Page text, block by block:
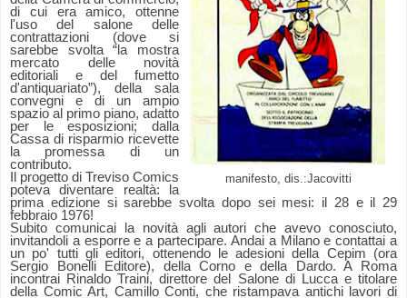
manifesto, dis.:Jacovitti
di cui era amico, ottenne
l'uso del salone delle
contrattazioni (dove si
sarebbe svolta “la mostra
mercato delle novità
editoriali e del fumetto
d'antiquariato”), della sala
convegni e di un ampio
spazio al primo piano, adatto
per le esposizioni; dalla
Cassa di risparmio ricevette
la promessa di un
contributo.
Il progetto di Treviso Comics
poteva diventare realtà: la
prima edizione si sarebbe svolta dopo sei mesi: il 28 e il 29
febbraio 1976!
Subito comunicai la novità agli autori che avevo conosciuto,
invitandoli a esporre e a partecipare. Andai a Milano e contattai a
un po' tutti gli editori, ottenendo le adesioni della Cepim (ora
Sergio Bonelli Editore), della Corno e della Dardo. A Roma
incontrai Rinaldo Traini, direttore del Salone di Lucca e titolare
della Comic Art, Camillo Conti, che ristampava antichi lavori di